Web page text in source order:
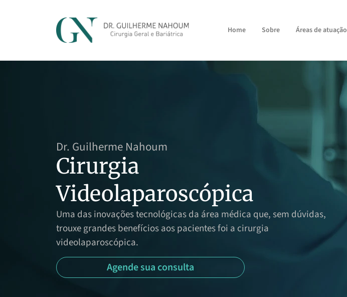
Home Sobre Áreas de atuação
Dr. Guilherme Nahoum
Cirurgia
Videolaparoscópica
Uma das inovações tecnológicas da área médica que, sem dúvidas,
trouxe grandes benefícios aos pacientes foi a cirurgia
videolaparoscópica.
Agende sua consulta